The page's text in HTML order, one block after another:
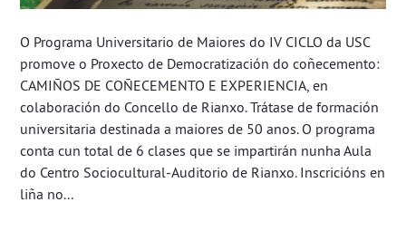
O Programa Universitario de Maiores do IV CICLO da USC
promove o Proxecto de Democratización do coñecemento:
CAMIÑOS DE COÑECEMENTO E EXPERIENCIA, en
colaboración do Concello de Rianxo. Trátase de formación
universitaria destinada a maiores de 50 anos. O programa
conta cun total de 6 clases que se impartirán nunha Aula
do Centro Sociocultural-Auditorio de Rianxo. Inscricións en
liña no...